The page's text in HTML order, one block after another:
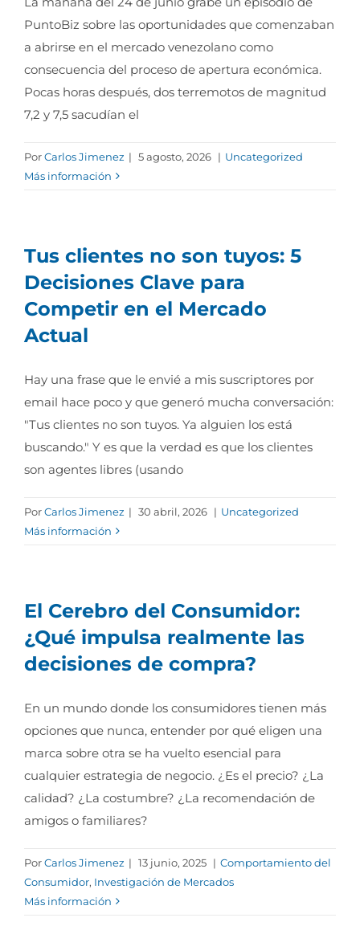
PuntoBiz sobre las oportunidades que comenzaban
a abrirse en el mercado venezolano como
consecuencia del proceso de apertura económica.
Pocas horas después, dos terremotos de magnitud
7,2 y 7,5 sacudían el
PorCarlos Jimenez | 5 agosto, 2026 | Uncategorized
Más información
Tus clientes no son tuyos: 5
Decisiones Clave para
Competir en el Mercado
Actual
Hay una frase que le envié a mis suscriptores por
email hace poco y que generó mucha conversación:
"Tus clientes no son tuyos. Ya alguien los está
buscando." Y es que la verdad es que los clientes
son agentes libres (usando
PorCarlos Jimenez | 30 abril, 2026 | Uncategorized
Más información
El Cerebro del Consumidor:
¿Qué impulsa realmente las
decisiones de compra?
En un mundo donde los consumidores tienen más
opciones que nunca, entender por qué eligen una
marca sobre otra se ha vuelto esencial para
cualquier estrategia de negocio. ¿Es el precio? ¿La
calidad? ¿La costumbre? ¿La recomendación de
amigos o familiares?
PorCarlos Jimenez | 13 junio, 2025 | Comportamiento del
Consumidor, Investigación de Mercados
Más información